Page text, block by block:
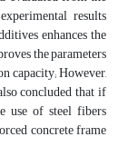
results
enhances the
the parameters
capacity; However,
concluded that if
use of steel fibers
concrete frame